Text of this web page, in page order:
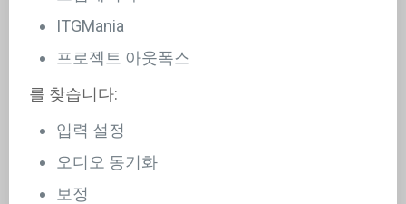
ITGMania
프로젝트 아웃폭스
를 찾습니다:
입력 설정
오디오 동기화
보정